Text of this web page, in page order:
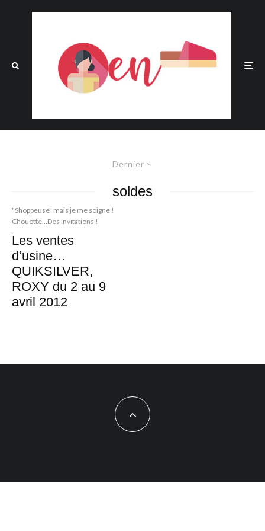
Dernier
soldes
"Shoppeuse" mais je me soigne !
Chouette...Des invitations !
Les ventes
d’usine…
QUIKSILVER,
ROXY du 2 au 9
avril 2012